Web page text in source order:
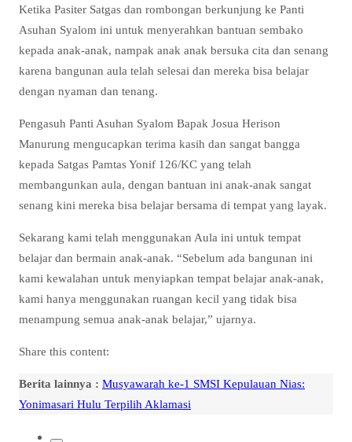
Ketika Pasiter Satgas dan rombongan berkunjung ke Panti
Asuhan Syalom ini untuk menyerahkan bantuan sembako
kepada anak-anak, nampak anak anak bersuka cita dan senang
karena bangunan aula telah selesai dan mereka bisa belajar
dengan nyaman dan tenang.
Pengasuh Panti Asuhan Syalom Bapak Josua Herison
Manurung mengucapkan terima kasih dan sangat bangga
kepada Satgas Pamtas Yonif 126/KC yang telah
membangunkan aula, dengan bantuan ini anak-anak sangat
senang kini mereka bisa belajar bersama di tempat yang layak.
Sekarang kami telah menggunakan Aula ini untuk tempat
belajar dan bermain anak-anak. “Sebelum ada bangunan ini
kami kewalahan untuk menyiapkan tempat belajar anak-anak,
kami hanya menggunakan ruangan kecil yang tidak bisa
menampung semua anak-anak belajar,” ujarnya.
Share this content:
Berita lainnya : Musyawarah ke-1 SMSI Kepulauan Nias:
Yonimasari Hulu Terpilih Aklamasi